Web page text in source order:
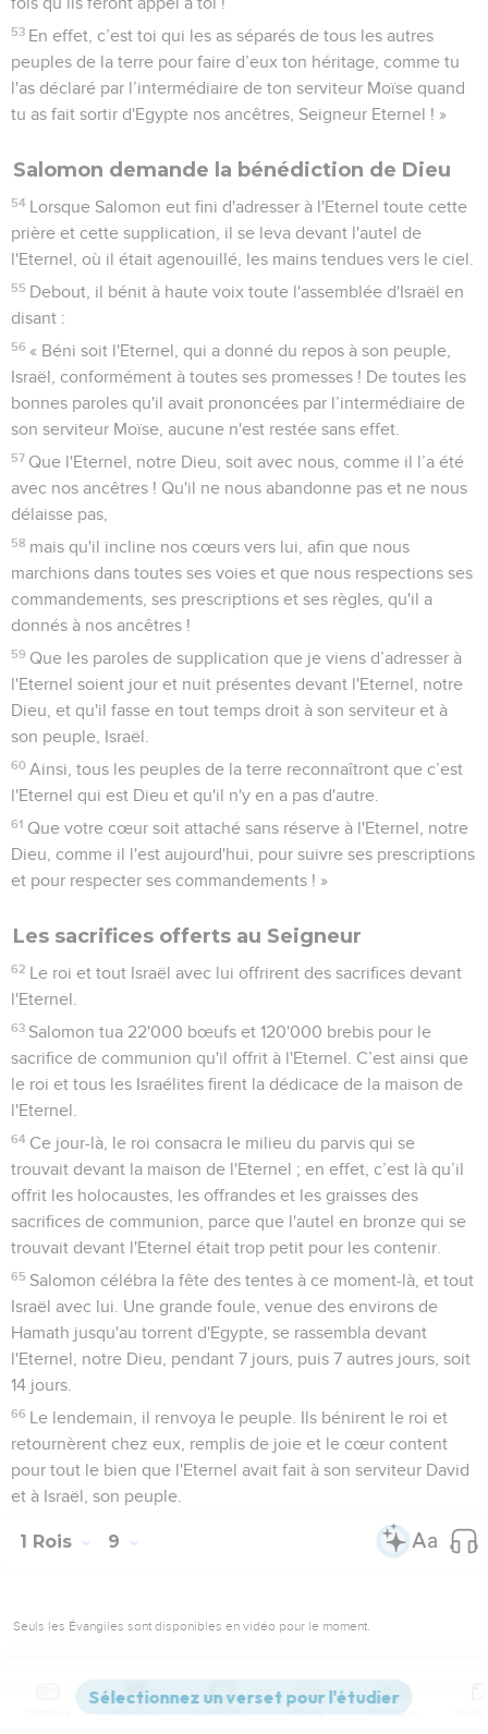
53 En effet, c’est toi qui les as séparés de tous les autres
peuples de la terre pour faire d’eux ton héritage, comme tu
l'as déclaré par l’intermédiaire de ton serviteur Moïse quand
tu as fait sortir d'Egypte nos ancêtres, Seigneur Eternel ! »
Salomon demande la bénédiction de Dieu
54 Lorsque Salomon eut fini d'adresser à l'Eternel toute cette
prière et cette supplication, il se leva devant l'autel de
l'Eternel, où il était agenouillé, les mains tendues vers le ciel.
55 Debout, il bénit à haute voix toute l'assemblée d'Israël en
disant :
56 « Béni soit l'Eternel, qui a donné du repos à son peuple,
Israël, conformément à toutes ses promesses ! De toutes les
bonnes paroles qu'il avait prononcées par l’intermédiaire de
son serviteur Moïse, aucune n'est restée sans effet.
57 Que l'Eternel, notre Dieu, soit avec nous, comme il l’a été
avec nos ancêtres ! Qu'il ne nous abandonne pas et ne nous
délaisse pas,
58 mais qu'il incline nos cœurs vers lui, afin que nous
marchions dans toutes ses voies et que nous respections ses
commandements, ses prescriptions et ses règles, qu'il a
donnés à nos ancêtres !
59 Que les paroles de supplication que je viens d’adresser à
l'Eternel soient jour et nuit présentes devant l'Eternel, notre
Dieu, et qu'il fasse en tout temps droit à son serviteur et à
son peuple, Israël.
60 Ainsi, tous les peuples de la terre reconnaîtront que c’est
l'Eternel qui est Dieu et qu'il n'y en a pas d'autre.
61 Que votre cœur soit attaché sans réserve à l'Eternel, notre
Dieu, comme il l'est aujourd'hui, pour suivre ses prescriptions
et pour respecter ses commandements ! »
Les sacrifices offerts au Seigneur
62 Le roi et tout Israël avec lui offrirent des sacrifices devant
l'Eternel.
63 Salomon tua 22'000 bœufs et 120'000 brebis pour le
sacrifice de communion qu'il offrit à l'Eternel. C’est ainsi que
le roi et tous les Israélites firent la dédicace de la maison de
l'Eternel.
64 Ce jour-là, le roi consacra le milieu du parvis qui se
trouvait devant la maison de l'Eternel ; en effet, c’est là qu’il
offrit les holocaustes, les offrandes et les graisses des
sacrifices de communion, parce que l'autel en bronze qui se
trouvait devant l'Eternel était trop petit pour les contenir.
65 Salomon célébra la fête des tentes à ce moment-là, et tout
Israël avec lui. Une grande foule, venue des environs de
Hamath jusqu'au torrent d'Egypte, se rassembla devant
l'Eternel, notre Dieu, pendant 7 jours, puis 7 autres jours, soit
14 jours.
66 Le lendemain, il renvoya le peuple. Ils bénirent le roi et
retournèrent chez eux, remplis de joie et le cœur content
pour tout le bien que l'Eternel avait fait à son serviteur David
et à Israël, son peuple.
1 Rois 9
Seuls les Évangiles sont disponibles en vidéo pour le moment.
Seconde apparition du Seigneur à Salomon
Versions Commentaires Strong